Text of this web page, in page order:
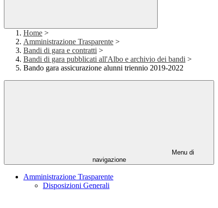
Home >
Amministrazione Trasparente >
Bandi di gara e contratti >
Bandi di gara pubblicati all'Albo e archivio dei bandi >
Bando gara assicurazione alunni triennio 2019-2022
Menu di
navigazione
Amministrazione Trasparente
Disposizioni Generali